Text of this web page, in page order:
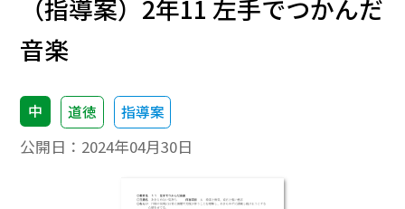
（指導案）2年11 左手でつかんだ
音楽
中 道徳 指導案
公開日： 2024年04月30日